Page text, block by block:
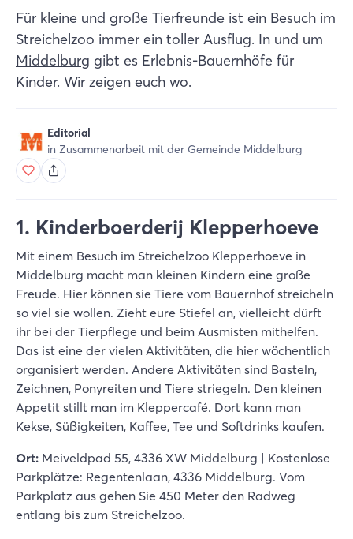
Für kleine und große Tierfreunde ist ein Besuch im
Streichelzoo immer ein toller Ausflug. In und um
Middelburg gibt es Erlebnis-Bauernhöfe für
Kinder. Wir zeigen euch wo.
Editorial
in Zusammenarbeit mit der Gemeinde Middelburg
1. Kinderboerderij Klepperhoeve
Mit einem Besuch im Streichelzoo Klepperhoeve in
Middelburg macht man kleinen Kindern eine große
Freude. Hier können sie Tiere vom Bauernhof streicheln
so viel sie wollen. Zieht eure Stiefel an, vielleicht dürft
ihr bei der Tierpflege und beim Ausmisten mithelfen.
Das ist eine der vielen Aktivitäten, die hier wöchentlich
organisiert werden. Andere Aktivitäten sind Basteln,
Zeichnen, Ponyreiten und Tiere striegeln. Den kleinen
Appetit stillt man im Kleppercafé. Dort kann man
Kekse, Süßigkeiten, Kaffee, Tee und Softdrinks kaufen.
Ort: Meiveldpad 55, 4336 XW Middelburg | Kostenlose
Parkplätze: Regentenlaan, 4336 Middelburg. Vom
Parkplatz aus gehen Sie 450 Meter den Radweg
entlang bis zum Streichelzoo.